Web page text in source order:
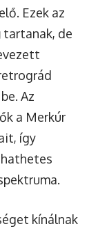
Ezek az
tartanak, de
Az
a Merkúr
így
kínálnak